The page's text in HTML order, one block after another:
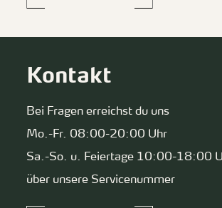
Kontakt
Bei Fragen erreichst du uns
Mo.-Fr. 08:00-20:00 Uhr
Sa.-So. u. Feiertage 10:00-18:00
über unsere Servicenummer